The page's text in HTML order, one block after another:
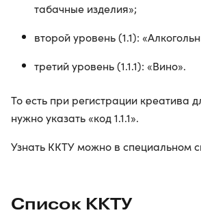
табачные изделия»;
второй уровень (1.1):
третий уровень (1.1.1): «Вино».
То есть при регистрации креатива
нужно указать «код 1.1.1».
Узнать ККТУ можно в специальном
Список ККТУ